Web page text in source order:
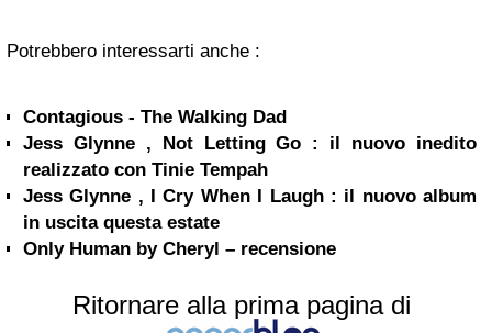
Potrebbero interessarti anche :
Contagious - The Walking Dad
Jess Glynne , Not Letting Go : il nuovo inedito
realizzato con Tinie Tempah
Jess Glynne , I Cry When I Laugh : il nuovo album
in uscita questa estate
Only Human by Cheryl – recensione
Ritornare alla prima pagina di